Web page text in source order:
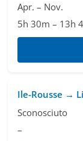
Apr. – Nov.
5h 30m – 13h
Ile-Rousse →
Sconosciuto
–